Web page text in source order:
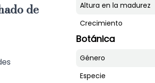
de
Altura en la madurez
Crecimiento
Botánica
Género
Especie